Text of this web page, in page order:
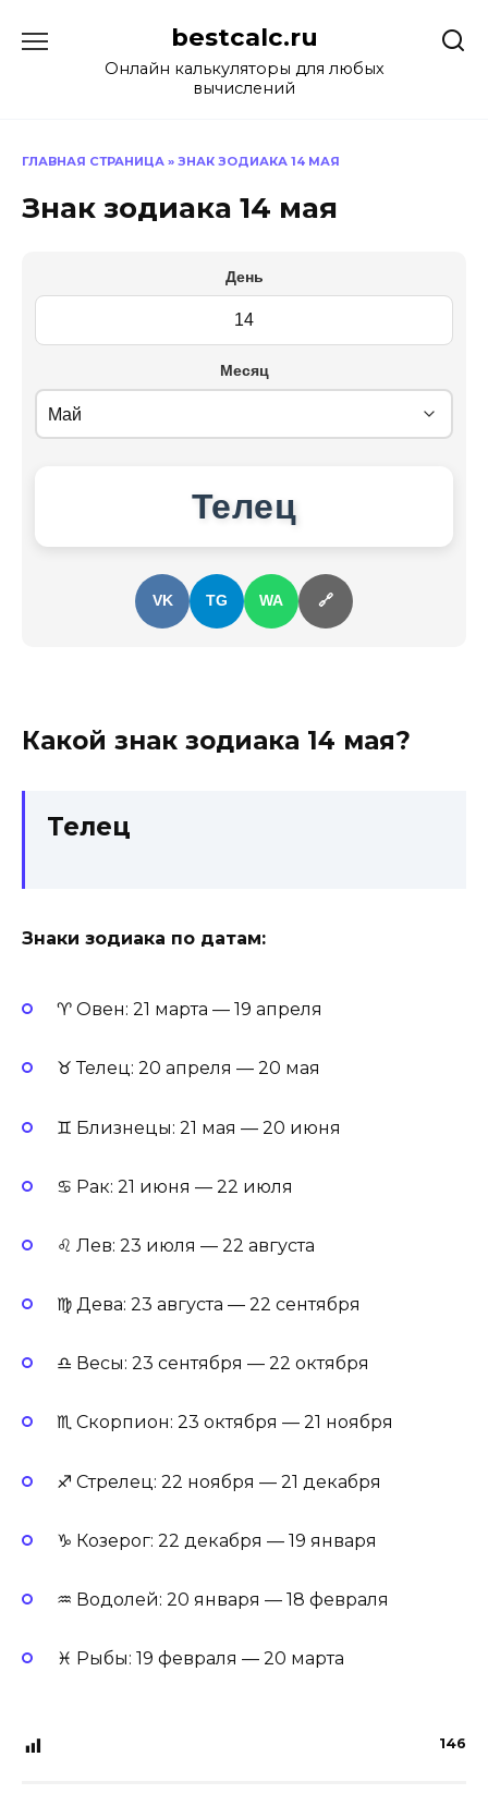
содержанию
bestcalc.ru
Онлайн калькуляторы для любых
вычислений
ГЛАВНАЯ СТРАНИЦА » ЗНАК ЗОДИАКА 14 МАЯ
Знак зодиака 14 мая
День
Месяц
Телец
VK TG WA 🔗
Какой знак зодиака 14 мая?
Телец
Знаки зодиака по датам:
♈ Овен: 21 марта — 19 апреля
♉ Телец: 20 апреля — 20 мая
♊ Близнецы: 21 мая — 20 июня
♋ Рак: 21 июня — 22 июля
♌ Лев: 23 июля — 22 августа
♍ Дева: 23 августа — 22 сентября
♎ Весы: 23 сентября — 22 октября
♏ Скорпион: 23 октября — 21 ноября
♐ Стрелец: 22 ноября — 21 декабря
♑ Козерог: 22 декабря — 19 января
♒ Водолей: 20 января — 18 февраля
♓ Рыбы: 19 февраля — 20 марта
146